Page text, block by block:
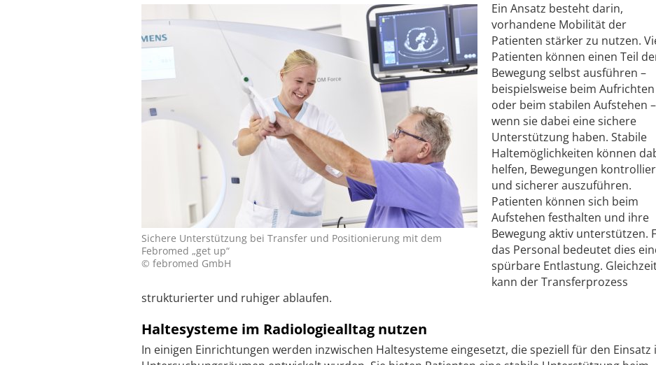
Sichere Unterstützung bei Transfer und Positionierung mit dem
Febromed „get up“
© febromed GmbH
Ein Ansatz besteht darin,
vorhandene Mobilität der
Patienten stärker zu nutzen.
Patienten können einen Teil
Bewegung selbst ausführen –
beispielsweise beim Aufrichten
oder beim stabilen Aufstehen –
wenn sie dabei eine sichere
Unterstützung haben. Stabile
Haltemöglichkeiten können
helfen, Bewegungen
und sicherer auszuführen.
Patienten können sich beim
Aufstehen festhalten und ihre
Bewegung aktiv unterstützen.
das Personal bedeutet dies
spürbare Entlastung.
kann der Transferprozess
strukturierter und ruhiger ablaufen.
Haltesysteme im Radiologiealltag nutzen
In einigen Einrichtungen werden inzwischen Haltesysteme eingesetzt, die speziell für den Einsatz